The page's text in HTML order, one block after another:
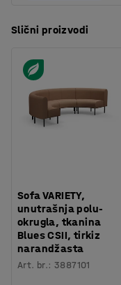
Slični proizvodi
Sofa VARIETY,
unutrašnja polu-
okrugla, tkanina
Blues CSII, tirkiz
narandžasta
Art. br.:3887101